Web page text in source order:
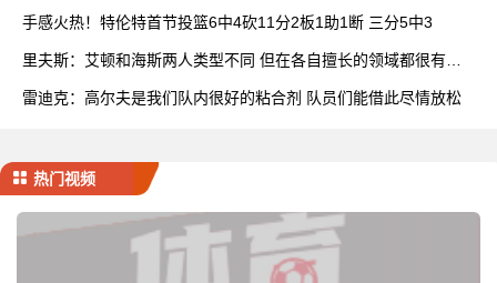
手感火热！特伦特首节投篮6中4砍11分2板1助1断 三分5中3
里夫斯：艾顿和海斯两人类型不同 但在各自擅长的领域都很有效
雷迪克：高尔夫是我们队内很好的粘合剂 队员们能借此尽情放松
热门视频